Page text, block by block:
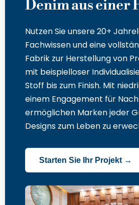
Denim aus einer
Nutzen Sie unsere 20+
Fachwissen und eine
Fabrik zur Herstellung von
mit beispielloser
Stoff bis zum Finish. Mit
einem Engagement für
ermöglichen Marken jeder
Designs zum Leben zu
Starten Sie Ihr Projekt →